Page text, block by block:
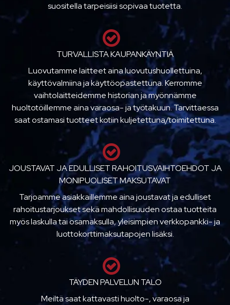
suositella tarpeisiisi sopivaa tuotetta.
TURVALLISTA KAUPANKÄYNTIÄ
Luovutamme laitteet aina luovutushuollettuina,
käyttövalmiina ja käyttöopastettuna. Kerromme
vaihtolaitteidemme historian ja myönnämme
huoltotöillemme aina varaosa- ja työtakuun. Tarvittaessa
saat ostamasi tuotteet kotiin kuljetettuna/toimitettuna.
JOUSTAVAT JA EDULLISET RAHOITUSVAIHTOEHDOT JA
MONIPUOLISET MAKSUTAVAT
Tarjoamme asiakkaillemme aina joustavat ja edulliset
rahoitustarjoukset sekä mahdollisuuden ostaa tuotteita
myös laskulla tai osamaksulla, yleisimpien verkkopankki- ja
luottokorttimaksutapojen lisäksi.
TÄYDEN PALVELUN TALO
Meiltä saat kattavasti huolto-, varaosa ja